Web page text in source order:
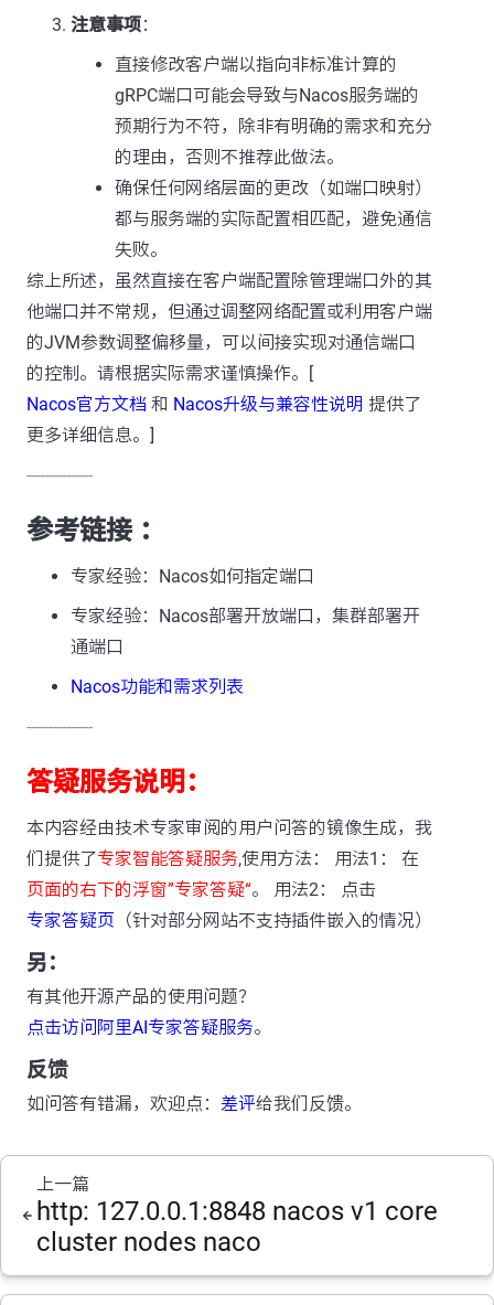
注意事项：
直接修改客户端以指向非标准计算的
gRPC端口可能会导致与Nacos服务端的
预期行为不符，除非有明确的需求和充分
的理由，否则不推荐此做法。
确保任何网络层面的更改（如端口映射）
都与服务端的实际配置相匹配，避免通信
失败。
综上所述，虽然直接在客户端配置除管理端口外的其
他端口并不常规，但通过调整网络配置或利用客户端
的JVM参数调整偏移量，可以间接实现对通信端口
的控制。请根据实际需求谨慎操作。[
Nacos官方文档 和 Nacos升级与兼容性说明 提供了
更多详细信息。]
---------------
参考链接 ：
专家经验：Nacos如何指定端口
专家经验：Nacos部署开放端口，集群部署开
通端口
Nacos功能和需求列表
---------------
答疑服务说明：
本内容经由技术专家审阅的用户问答的镜像生成，我
们提供了专家智能答疑服务,使用方法： 用法1： 在
页面的右下的浮窗”专家答疑“。 用法2： 点击
专家答疑页 （针对部分网站不支持插件嵌入的情况）
另：
有其他开源产品的使用问题？
点击访问阿里AI专家答疑服务。
反馈
如问答有错漏，欢迎点： 差评给我们反馈。
上一篇
http: 127.0.0.1:8848 nacos v1 core
cluster nodes naco